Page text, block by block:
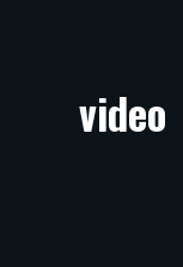
video